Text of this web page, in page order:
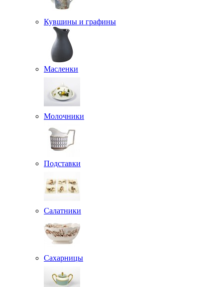
Кувшины и графины
Масленки
Молочники
Подставки
Салатники
Сахарницы